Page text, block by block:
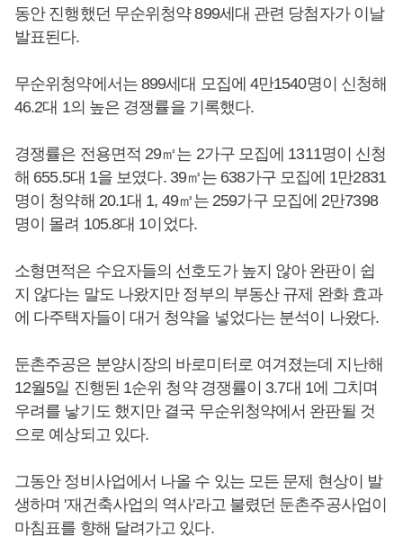
동안 진행했던 무순위청약 899세대 관련 당첨자가 이날
발표된다.
무순위청약에서는 899세대 모집에 4만1540명이 신청해
46.2대 1의 높은 경쟁률을 기록했다.
경쟁률은 전용면적 29㎡는 2가구 모집에 1311명이 신청
해 655.5대 1을 보였다. 39㎡는 638가구 모집에 1만2831
명이 청약해 20.1대 1, 49㎡는 259가구 모집에 2만7398
명이 몰려 105.8대 1이었다.
소형면적은 수요자들의 선호도가 높지 않아 완판이 쉽
지 않다는 말도 나왔지만 정부의 부동산 규제 완화 효과
에 다주택자들이 대거 청약을 넣었다는 분석이 나왔다.
둔촌주공은 분양시장의 바로미터로 여겨졌는데 지난해
12월5일 진행된 1순위 청약 경쟁률이 3.7대 1에 그치며
우려를 낳기도 했지만 결국 무순위청약에서 완판될 것
으로 예상되고 있다.
그동안 정비사업에서 나올 수 있는 모든 문제 현상이 발
생하며 '재건축사업의 역사'라고 불렸던 둔촌주공사업이
마침표를 향해 달려가고 있다.